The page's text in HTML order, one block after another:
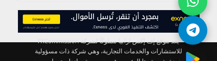
يعد موقع إف إكس ارابيا مملوكًا لشركة FXCommission
للاستشارات والخدمات التجارية، وهي شركة ذات مسؤولية